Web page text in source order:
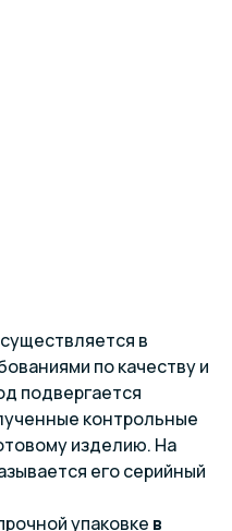
в
по качеству и
подвергается
контрольные
изделию. На
его серийный
упаковке в